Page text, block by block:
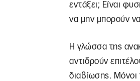
εντάξει; Είναι
να μην μπορούν
Η γλώσσα της
αντιδρούν
διαβίωσης. Μόνοι